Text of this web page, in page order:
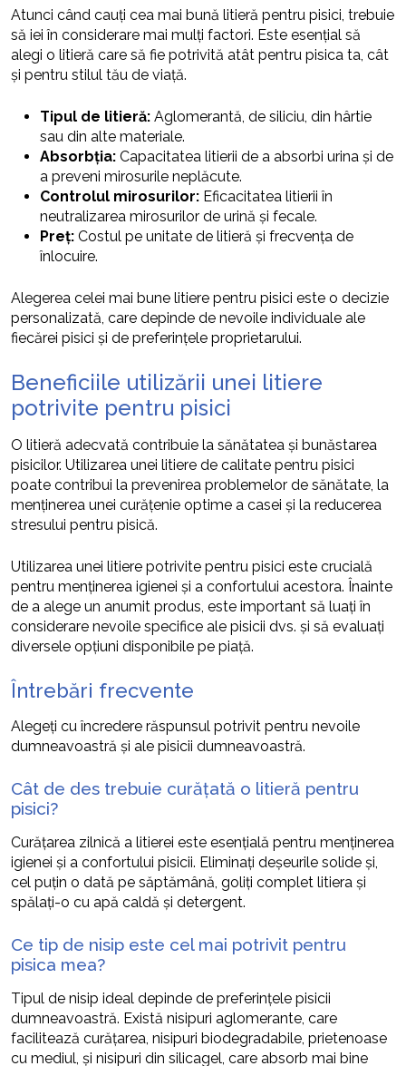
Atunci când cauți cea mai bună litieră pentru pisici, trebuie
să iei în considerare mai mulți factori. Este esențial să
alegi o litieră care să fie potrivită atât pentru pisica ta, cât
și pentru stilul tău de viață.
Tipul de litieră: Aglomerantă, de siliciu, din hârtie
sau din alte materiale.
Absorbția: Capacitatea litierii de a absorbi urina și de
a preveni mirosurile neplăcute.
Controlul mirosurilor: Eficacitatea litierii în
neutralizarea mirosurilor de urină și fecale.
Preț: Costul pe unitate de litieră și frecvența de
înlocuire.
Alegerea celei mai bune litiere pentru pisici este o decizie
personalizată, care depinde de nevoile individuale ale
fiecărei pisici și de preferințele proprietarului.
Beneficiile utilizării unei litiere
potrivite pentru pisici
O litieră adecvată contribuie la sănătatea și bunăstarea
pisicilor. Utilizarea unei litiere de calitate pentru pisici
poate contribui la prevenirea problemelor de sănătate, la
menținerea unei curățenie optime a casei și la reducerea
stresului pentru pisică.
Utilizarea unei litiere potrivite pentru pisici este crucială
pentru menținerea igienei și a confortului acestora. Înainte
de a alege un anumit produs, este important să luați în
considerare nevoile specifice ale pisicii dvs. și să evaluați
diversele opțiuni disponibile pe piață.
Întrebări frecvente
Alegeți cu încredere răspunsul potrivit pentru nevoile
dumneavoastră și ale pisicii dumneavoastră.
Cât de des trebuie curățată o litieră pentru
pisici?
Curățarea zilnică a litierei este esențială pentru menținerea
igienei și a confortului pisicii. Eliminați deșeurile solide și,
cel puțin o dată pe săptămână, goliți complet litiera și
spălați-o cu apă caldă și detergent.
Ce tip de nisip este cel mai potrivit pentru
pisica mea?
Tipul de nisip ideal depinde de preferințele pisicii
dumneavoastră. Există nisipuri aglomerante, care
facilitează curățarea, nisipuri biodegradabile, prietenoase
cu mediul, și nisipuri din silicagel, care absorb mai bine